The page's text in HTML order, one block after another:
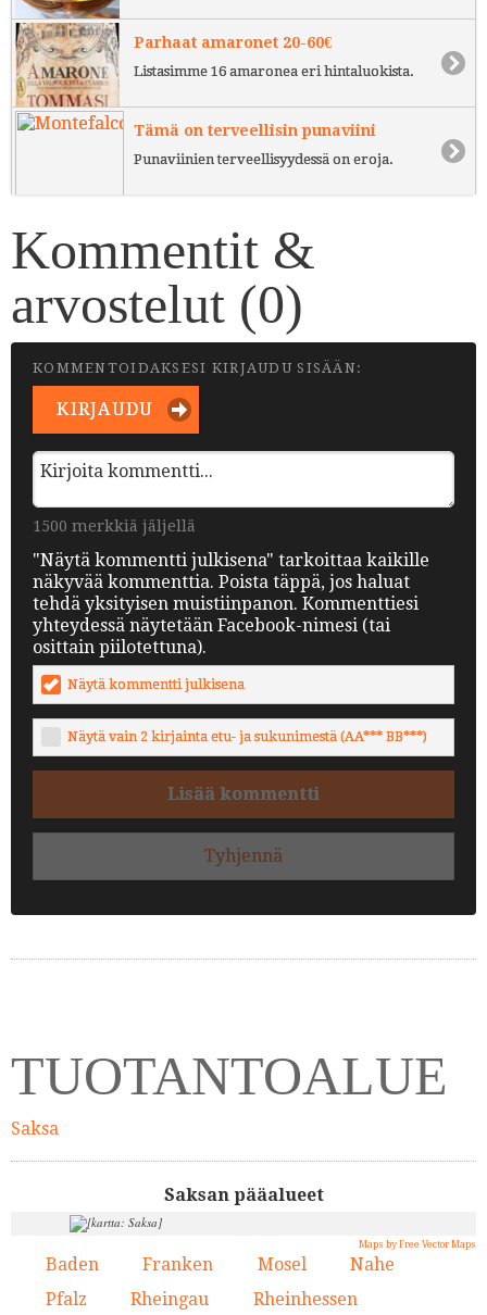
Parhaat amaronet 20-60€
Listasimme 16 amaronea eri hintaluokista.
Tämä on terveellisin punaviini
Punaviinien terveellisyydessä on eroja.
Kommentit &
arvostelut (0)
KOMMENTOIDAKSESI KIRJAUDU SISÄÄN:
KIRJAUDU
1500 merkkiä jäljellä
"Näytä kommentti julkisena" tarkoittaa kaikille
näkyvää kommenttia. Poista täppä, jos haluat
tehdä yksityisen muistiinpanon. Kommenttiesi
yhteydessä näytetään Facebook-nimesi (tai
osittain piilotettuna).
Näytä kommentti julkisena
Näytä vain 2 kirjainta etu- ja sukunimestä (AA*** BB***)
Lisää kommentti
Tyhjennä
TUOTANTOALUE
Saksa
Saksan pääalueet
Maps by Free Vector Maps
Baden Franken Mosel Nahe
Pfalz Rheingau Rheinhessen